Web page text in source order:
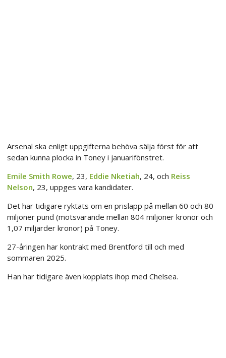
Arsenal ska enligt uppgifterna behöva sälja först för att
sedan kunna plocka in Toney i januarifönstret.
Emile Smith Rowe, 23, Eddie Nketiah, 24, och Reiss
Nelson, 23, uppges vara kandidater.
Det har tidigare ryktats om en prislapp på mellan 60 och 80
miljoner pund (motsvarande mellan 804 miljoner kronor och
1,07 miljarder kronor) på Toney.
27-åringen har kontrakt med Brentford till och med
sommaren 2025.
Han har tidigare även kopplats ihop med Chelsea.